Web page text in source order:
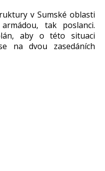
v Sumské oblasti
tak poslanci.
aby o této situaci
na dvou zasedáních